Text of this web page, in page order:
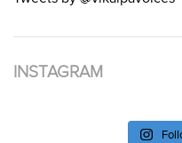
INSTAGRAM